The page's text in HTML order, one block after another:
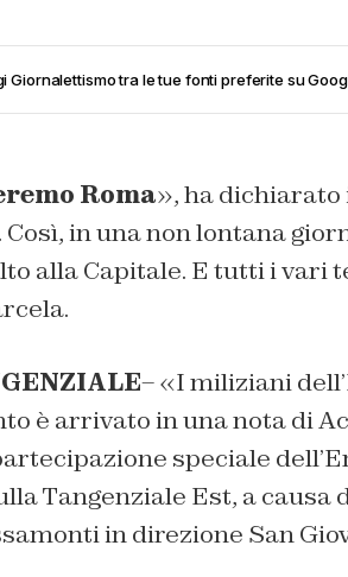
Giornalettismo tra le tue fonti preferite su
Roma», ha dichiarato
in una non lontana
alla Capitale. E tutti i vari
– «I miliziani
è arrivato in una nota di
speciale
Tangenziale Est, a causa
in direzione San